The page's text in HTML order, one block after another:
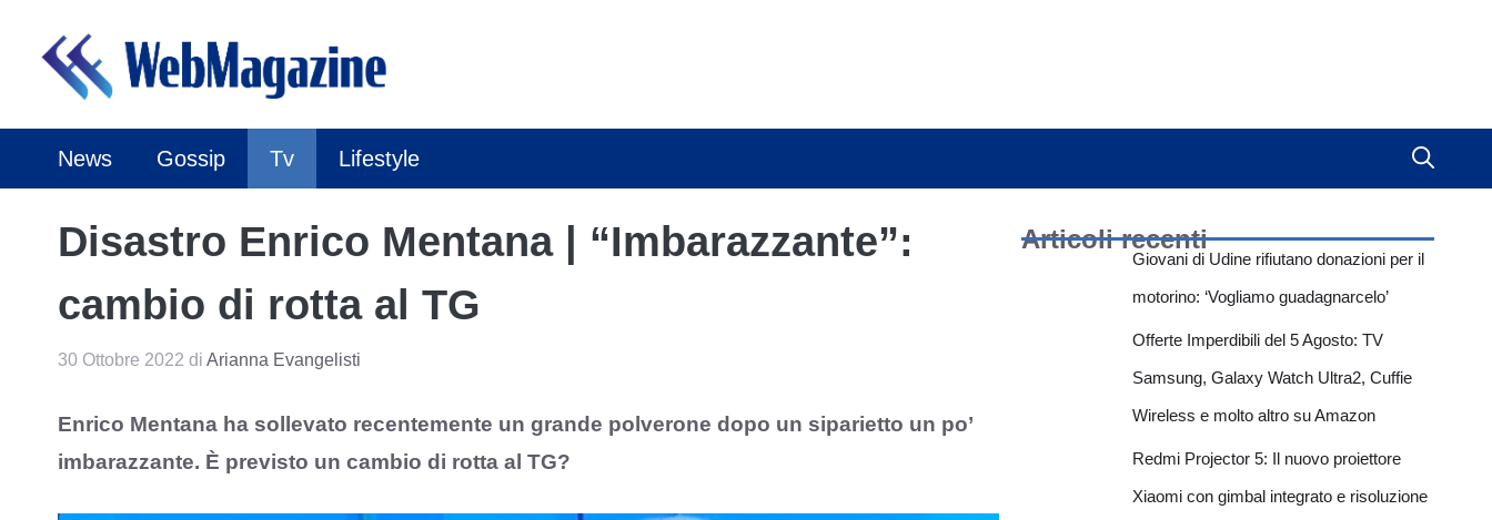
contenuto
News Gossip Tv Lifestyle
Disastro Enrico Mentana | “Imbarazzante”:
cambio di rotta al TG
30 Ottobre 2022 di Arianna Evangelisti
Enrico Mentana ha sollevato recentemente un grande polverone dopo un siparietto un po’
imbarazzante. È previsto un cambio di rotta al TG?
Articoli recenti
Giovani di Udine rifiutano donazioni per il
motorino: ‘Vogliamo guadagnarcelo’
Offerte Imperdibili del 5 Agosto: TV
Samsung, Galaxy Watch Ultra2, Cuffie
Wireless e molto altro su Amazon
Redmi Projector 5: Il nuovo proiettore
Xiaomi con gimbal integrato e risoluzione